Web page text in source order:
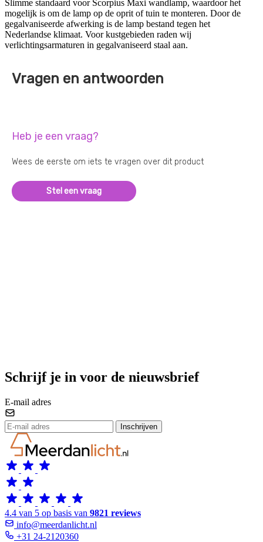
Slimme standaard voor Scorpius Maxi wandlamp, waardoor het
mogelijk is om de lamp op de oprit of tuin te monteren. Door de
gegalvaniseerde afwerking is de lamp bestand tegen het
Nederlandse klimaat. Voor kustgebieden raden wij
verlichtingsarmaturen in gegalvaniseerd staal aan.
Vragen en antwoorden
Heb je een vraag?
Wees de eerste om iets te vragen over dit product
Stel een vraag
Schrijf je in voor de nieuwsbrief
E-mail adres
Inschrijven
4.4 van 5 op basis van 9821 reviews
info@meerdanlicht.nl
+31 24-2120360